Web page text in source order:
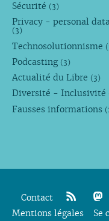
Sécurité (3)
Privacy - personal
(3)
Technosolutionnisme
Podcasting (3)
Actualité du Libre (3)
Diversité - Inclusivité
Fausses informations
Contact
rss
Mentions légales Se